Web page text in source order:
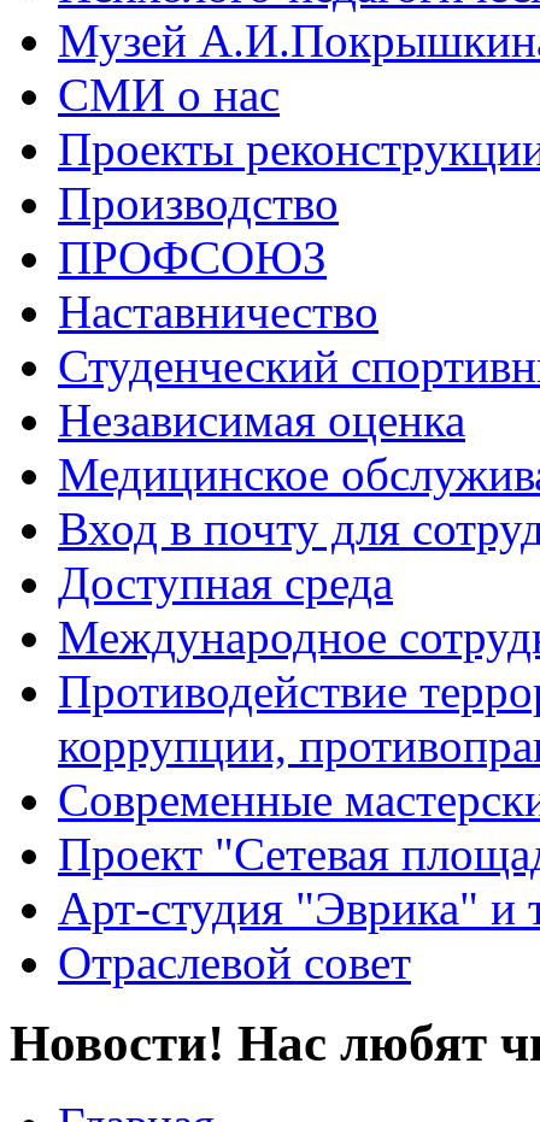
Музей
СМИ о нас
Проекты
Производство
ПРОФСОЮЗ
Наставничество
Студенческий
Независимая оценка
Медицинское
Вход в почту для
Доступная среда
Международное
Противодействие
коррупции,
Современные
Проект "Сетевая
Арт-студия "Эврика" и
Отраслевой совет
Новости! Нас любят